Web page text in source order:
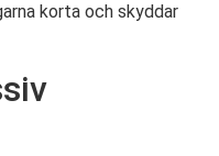
korta och skyddar